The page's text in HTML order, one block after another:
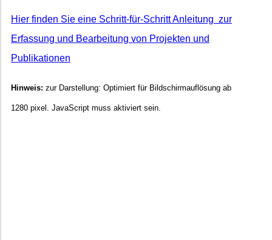
Hier finden Sie eine Schritt-für-Schritt Anleitung zur
Erfassung und Bearbeitung von Projekten und
Publikationen
Hinweis: zur Darstellung: Optimiert für Bildschirmauflösung ab
1280 pixel. JavaScript muss aktiviert sein.